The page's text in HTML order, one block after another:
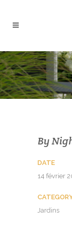
By
DATE
14 février
Jardins